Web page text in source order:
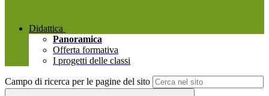
Didattica
Panoramica
Offerta formativa
I progetti delle classi
Campo di ricerca per le pagine del sito